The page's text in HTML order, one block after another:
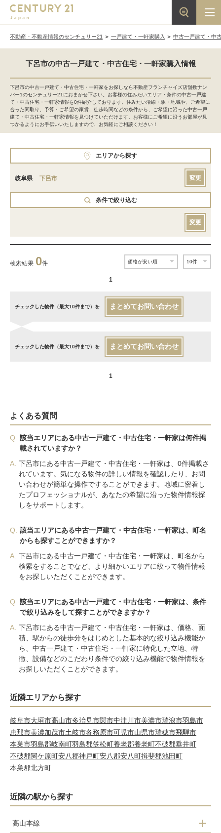
不動産・不動産情報のセンチュリー21 一戸建て・一軒家購入 中古一戸建て・中
下呂市の中古一戸建て・中古住宅・一軒家購入情報
下呂市の中古一戸建て・中古住宅・一軒家をお探しなら不動産フランチャイズ店舗数ナン
バー1のセンチュリー21におまかせ下さい。お客様の住みたいエリア・条件の中古一戸建
て・中古住宅・一軒家情報を0件紹介しております。住みたい沿線・駅・地域や、ご希望に
合った間取り、予算・ご希望の家賃、徒歩時間などの条件から、ご希望に沿った中古一戸
建て・中古住宅・一軒家情報を見つけていただけます。お客様にご希望に沿うお部屋が見
つかるようにお手伝いいたしますので、お気軽にご相談ください！
エリアから探す
岐阜県 下呂市 変更
条件で絞り込む
変更
検索結果 0件
1
チェックした物件（最大10件まで）を まとめてお問い合わせ
チェックした物件（最大10件まで）を まとめてお問い合わせ
1
よくある質問
Q.
該当エリアにある中古一戸建て・中古住宅・一軒家は何件掲
載されていますか？
A. 下呂市にある中古一戸建て・中古住宅・一軒家は、0件掲載さ
れています。気になる物件の詳しい情報を確認したり、お問
い合わせが簡単な操作ですることができます。地域に密着し
たプロフェッショナルが、あなたの希望に沿った物件情報探
しをサポートします。
Q.
該当エリアにある中古一戸建て・中古住宅・一軒家は、町名
からも探すことができますか？
A. 下呂市にある中古一戸建て・中古住宅・一軒家は、町名から
検索をすることでなど、より細かいエリアに絞って物件情報
をお探しいただくことができます。
Q.
該当エリアにある中古一戸建て・中古住宅・一軒家は、条件
で絞り込みをして探すことができますか？
A. 下呂市にある中古一戸建て・中古住宅・一軒家は、価格、面
積、駅からの徒歩分をはじめとした基本的な絞り込み機能か
ら、中古一戸建て・中古住宅・一軒家に特化した立地、特
徴、設備などのこだわり条件での絞り込み機能で物件情報を
お探しいただくことができます。
近隣エリアから探す
岐阜市大垣市高山市多治見市関市中津川市美濃市瑞浪市羽島市
恵那市美濃加茂市土岐市各務原市可児市山県市瑞穂市飛騨市
本巣市羽島郡岐南町羽島郡笠松町養老郡養老町不破郡垂井町
不破郡関ケ原町安八郡神戸町安八郡安八町揖斐郡池田町
本巣郡北方町
近隣の駅から探す
高山本線